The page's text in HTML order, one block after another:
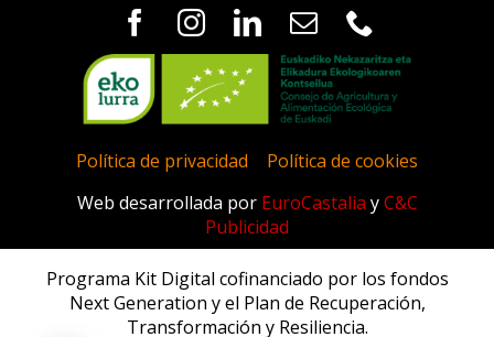
Política de privacidad
Política de cookies
Web desarrollada por EuroCastalia y C&C
Publicidad
Programa Kit Digital cofinanciado por los fondos
Next Generation y el Plan de Recuperación,
Transformación y Resiliencia.